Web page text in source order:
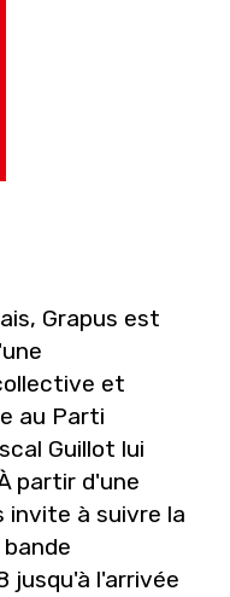
Grapus est
et
au Parti
Guillot lui
partir d'une
invite à suivre la
jusqu'à l'arrivée